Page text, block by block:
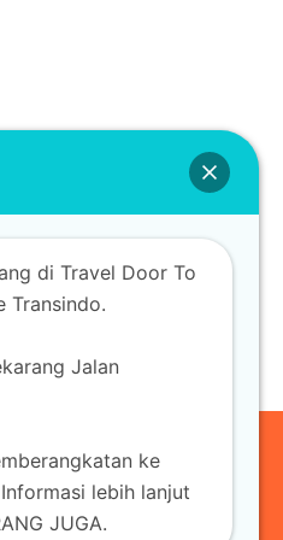
di Travel Door To
Transindo.
Jalan
ke
lebih lanjut
JUGA.